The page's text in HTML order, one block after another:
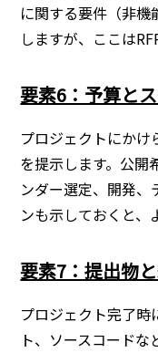
に関する要件（非機
しますが、ここは
要素6：予算と
プロジェクトにか
を提示します。公開
ンダー選定、開発、
ンも示しておくと、
要素7：提出物
プロジェクト完了
ト、ソースコード